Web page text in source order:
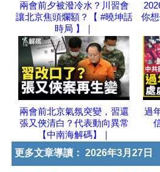
兩會前夕被潑冷水？川習會
讓北京焦頭爛額？【 #曉坤話
時局 】｜
你
兩會前北京氣氛突變，習還
張又俠清白？代表動向異常
【中南海解碼】｜
過
更多文章導讀： 2026年3月27日